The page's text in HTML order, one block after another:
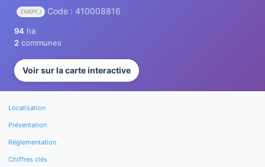
ZNIEFF_I Code : 410008816
94 ha
2 communes
Voir sur la carte interactive
Localisation
Présentation
Réglementation
Chiffres clés